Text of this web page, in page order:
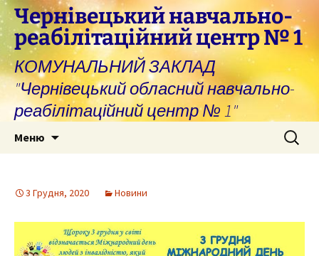
Перейти
до
вмісту
Чернівецький навчально-
реабілітаційний центр № 1
КОМУНАЛЬНИЙ ЗАКЛАД
"Чернівецький обласний навчально-
реабілітаційний центр № 1"
Меню Пошук:
3 Грудня, 2020 Новини